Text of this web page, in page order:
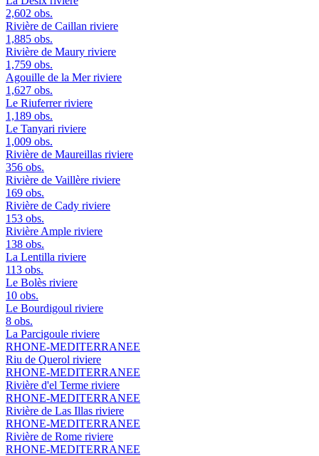
2,602 obs.
Rivière de Caillan riviere
1,885 obs.
Rivière de Maury riviere
1,759 obs.
Agouille de la Mer riviere
1,627 obs.
Le Riuferrer riviere
1,189 obs.
Le Tanyari riviere
1,009 obs.
Rivière de Maureillas riviere
356 obs.
Rivière de Vaillère riviere
169 obs.
Rivière de Cady riviere
153 obs.
Rivière Ample riviere
138 obs.
La Lentilla riviere
113 obs.
Le Bolès riviere
10 obs.
Le Bourdigoul riviere
8 obs.
La Parcigoule riviere
RHONE-MEDITERRANEE
Riu de Querol riviere
RHONE-MEDITERRANEE
Rivière d'el Terme riviere
RHONE-MEDITERRANEE
Rivière de Las Illas riviere
RHONE-MEDITERRANEE
Rivière de Rome riviere
RHONE-MEDITERRANEE